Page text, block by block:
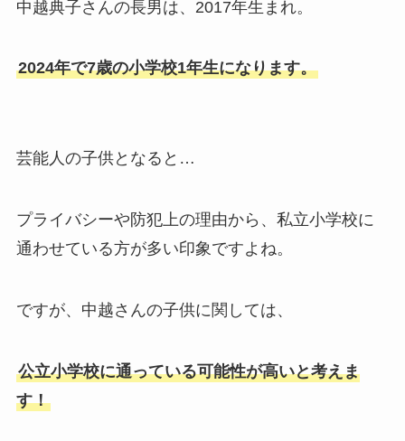
中越典子さんの長男は、2017年生まれ。
2024年で7歳の小学校1年生になります。
芸能人の子供となると…
プライバシーや防犯上の理由から、私立小学校に
通わせている方が多い印象ですよね。
ですが、中越さんの子供に関しては、
公立小学校に通っている可能性が高いと考えま
す！